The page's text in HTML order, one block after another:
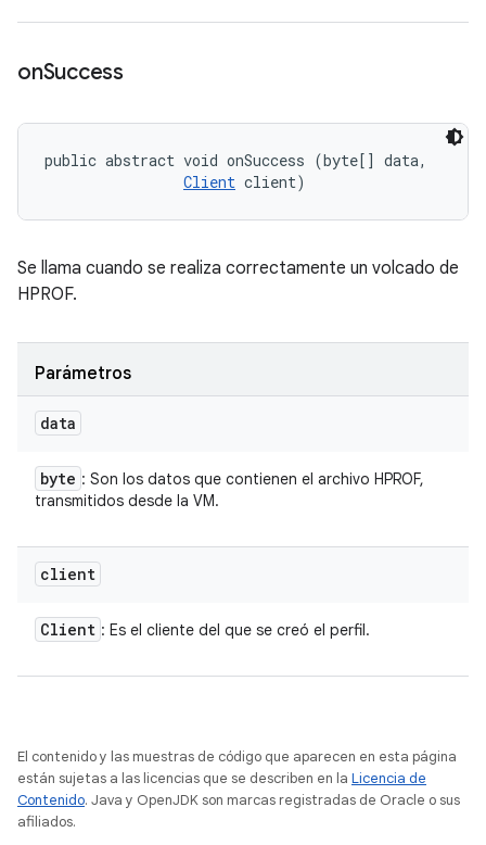
onSuccess
public abstract void onSuccess (byte[] data,
Client client)
Se llama cuando se realiza correctamente un volcado de
HPROF.
Parámetros
data
byte : Son los datos que contienen el archivo HPROF,
transmitidos desde la VM.
client
Client : Es el cliente del que se creó el perfil.
El contenido y las muestras de código que aparecen en esta página
están sujetas a las licencias que se describen en la Licencia de
Contenido. Java y OpenJDK son marcas registradas de Oracle o sus
afiliados.